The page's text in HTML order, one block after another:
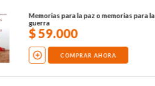
Memorias para la paz o memorias para la
guerra
$59.000
COMPRAR AHORA